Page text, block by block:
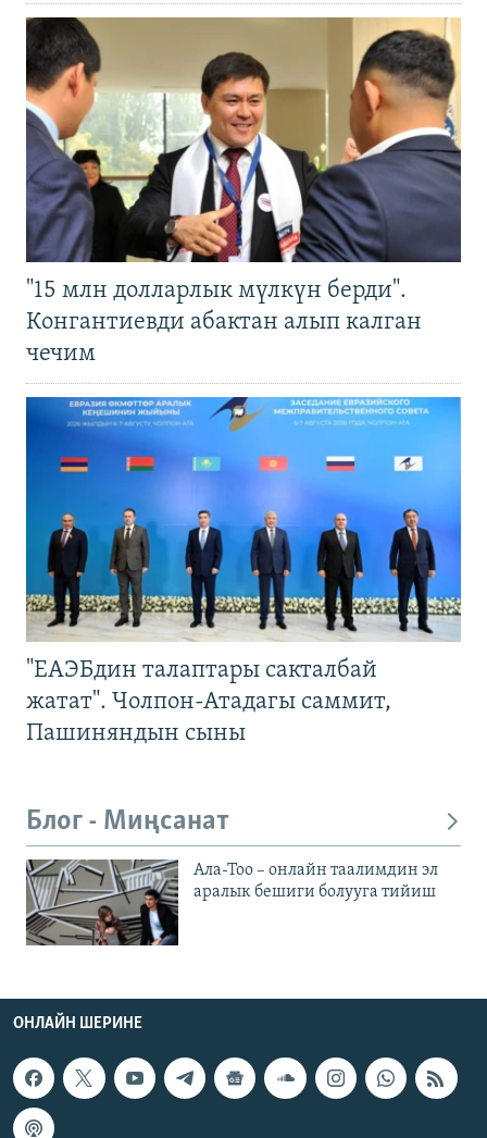
"15 млн долларлык мүлкүн берди".
Конгантиевди абактан алып калган
чечим
"ЕАЭБдин талаптары сакталбай
жатат". Чолпон-Атадагы саммит,
Пашиняндын сыны
Блог - Миңсанат
Ала-Тоо – онлайн таалимдин эл
аралык бешиги болууга тийиш
ОНЛАЙН ШЕРИНЕ